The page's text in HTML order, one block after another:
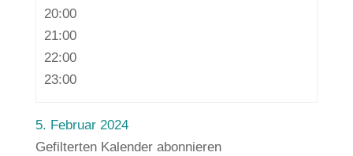
20:00
21:00
22:00
23:00
5. Februar 2024
Gefilterten Kalender abonnieren